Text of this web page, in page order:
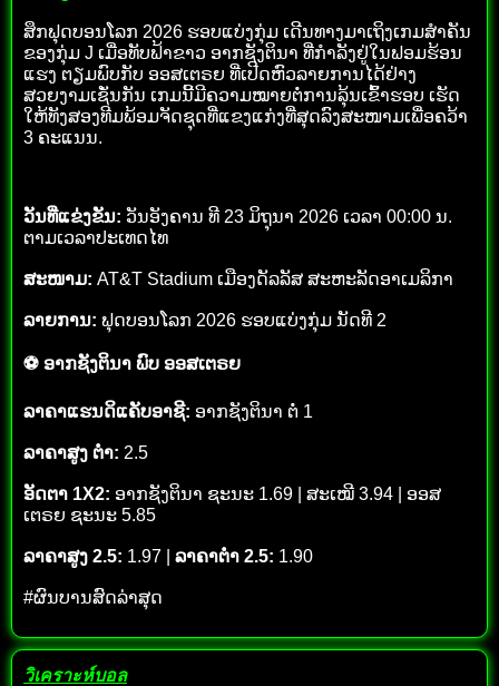
ສຶກຟຸດບອນໂລກ 2026 ຮອບແບ່ງກຸ່ມ ເດີນທາງມາເຖິງເກມສຳຄັນ
ຂອງກຸ່ມ J ເມື່ອທັບຟ້າຂາວ ອາກຊັງຕິນາ ທີ່ກຳລັງຢູ່ໃນຟອມຮ້ອນ
ແຮງ ຕຽມພົບກັບ ອອສເຕຣຍ ທີ່ເປີດຫົວລາຍການໄດ້ຢ່າງ
ສວຍງາມເຊັ່ນກັນ ເກມນີ້ມີຄວາມໝາຍຕໍ່ການລຸ້ນເຂົ້າຮອບ ເຮັດ
ໃຫ້ທັງສອງທີມພ້ອມຈັດຊຸດທີ່ແຂງແກ່ງທີ່ສຸດລົງສະໜາມເພື່ອຄວ້າ
3 ຄະແນນ.
ວັນທີ່ແຂ່ງຂັນ: ວັນອັງຄານ ທີ 23 ມິຖຸນາ 2026 ເວລາ 00:00 ນ.
ຕາມເວລາປະເທດໄທ
ສະໜາມ: AT&T Stadium ເມືອງດັລລັສ ສະຫະລັດອາເມລິກາ
ລາຍການ: ຟຸດບອນໂລກ 2026 ຮອບແບ່ງກຸ່ມ ນັດທີ 2
⚽ ອາກຊັງຕິນາ ພົບ ອອສເຕຣຍ
ລາຄາແຮນດິແຄັບອາຊີ: ອາກຊັງຕິນາ ຕໍ່ 1
ລາຄາສູງ ຕ່ຳ: 2.5
ອັດຕາ 1X2: ອາກຊັງຕິນາ ຊະນະ 1.69 | ສະເໝີ 3.94 | ອອສ
ເຕຣຍ ຊະນະ 5.85
ລາຄາສູງ 2.5: 1.97 | ລາຄາຕ່ຳ 2.5: 1.90
#ຜົນບານສົດລ່າສຸດ
วิเคราะห์บอล